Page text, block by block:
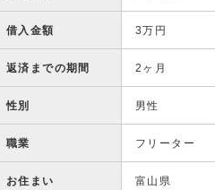
借入金額 3万円
返済までの期間 2ヶ月
性別 男性
職業 フリーター
お住まい 富山県